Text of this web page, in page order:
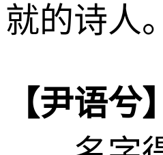
就的诗人。
【尹语兮】